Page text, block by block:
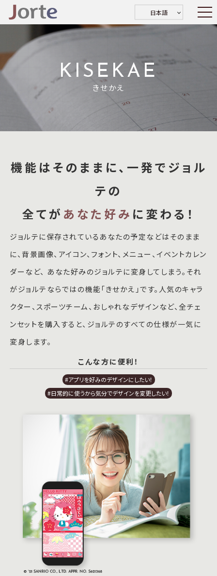
日本語
KISEKAE
きせかえ
機能はそのままに、一発でジョル
テの
全てが あなた好み に変わる！
ジョルテに保存されているあなたの予定などはそのまま
に、背景画像、アイコン、フォント、メニュー、イベントカレン
ダーなど、 あなた好みのジョルテに変身してしまう。それ
がジョルテならではの機能「きせかえ」です。人気のキャラ
クター、スポーツチーム、おしゃれなデザインなど、全チェ
ンセットを購入すると、ジョルテのすべての仕様が一気に
変身します。
こんな方に便利！
#アプリを好みのデザインにしたい！
#日常的に使うから気分でデザインを変更したい！